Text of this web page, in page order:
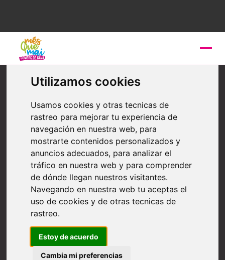
Utilizamos cookies
Usamos cookies y otras tecnicas de
rastreo para mejorar tu experiencia de
navegación en nuestra web, para
mostrarte contenidos personalizados y
anuncios adecuados, para analizar el
tráfico en nuestra web y para comprender
de dónde llegan nuestros visitantes.
Navegando en nuestra web tu aceptas el
uso de cookies y de otras tecnicas de
rastreo.
Estoy de acuerdo
Cambia mi preferencias
Otros servicios
REFORMAS GRUPO
MAGNET
En Grupo Magnet, no solo reformamos espacios,
creamos hogares con personalidad. Somos tu equipo
de confianza para convertir tus ideas en realidad.